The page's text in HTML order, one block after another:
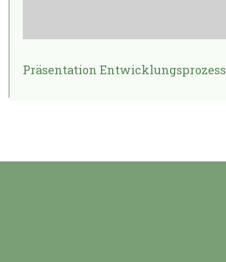
Präsentation Entwicklungsprozess